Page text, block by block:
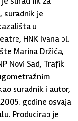
suradnik je
u
HNK Ivana pl.
Marina Držića,
Novi Sad, Trafik
suradnik i autor,
godine osvaja
Producirao je